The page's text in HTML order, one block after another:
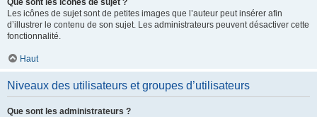
Que sont les icônes de sujet ?
Les icônes de sujet sont de petites images que l’auteur peut insérer afin
d’illustrer le contenu de son sujet. Les administrateurs peuvent désactiver cette
fonctionnalité.
Haut
Niveaux des utilisateurs et groupes d’utilisateurs
Que sont les administrateurs ?